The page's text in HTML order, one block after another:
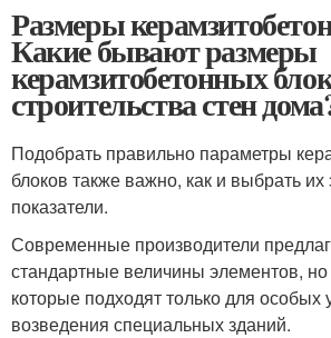
Размеры
Какие бывают размеры
керамзитобетонных
строительства стен
Подобрать правильно параметры
блоков также важно, как и выбрать
показатели.
Современные производители
стандартные величины элементов,
которые подходят только для особых
возведения специальных зданий.